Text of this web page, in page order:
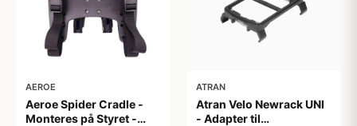
AEROE
Aeroe Spider Cradle -
Monteres på Styret -
ATRAN
Atran Velo Newrack UNI
- Adapter til